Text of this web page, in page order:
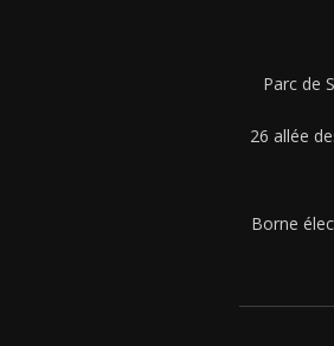
Parc de
26 allée
Borne